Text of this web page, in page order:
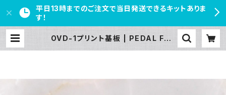
平日13時までのご注文で当日発送できるキットありま
す！
OVD-1プリント基板 | PEDAL FRE